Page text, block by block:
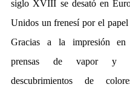
siglo XVIII se desató en
Unidos un frenesí por el
Gracias a la impresión en
prensas de vapor y
descubrimientos de